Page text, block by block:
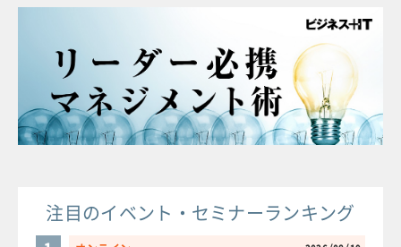
注目のイベント・セミナーランキング